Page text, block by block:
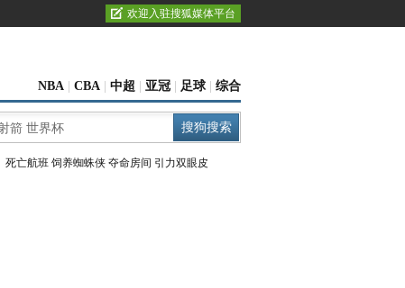
欢迎入驻搜狐媒体平台
NBA CBA 中超 亚冠 足球 综合
死亡航班 饲养蜘蛛侠 夺命房间 引力双眼皮